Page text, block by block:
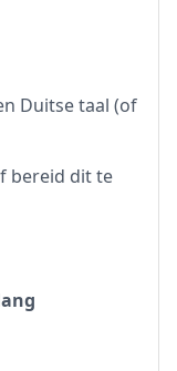
Duitse taal (of
bereid dit te